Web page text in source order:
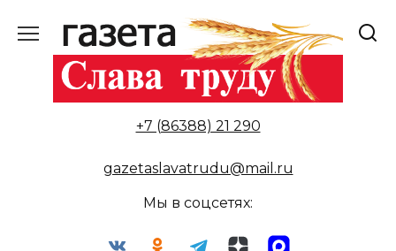
содержанию
+7 (86388) 21 290
gazetaslavatrudu@mail.ru
Мы в соцсетях: